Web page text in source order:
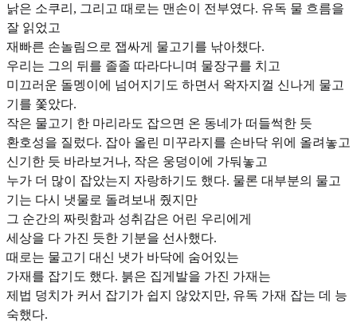
낡은 소쿠리, 그리고 때로는 맨손이 전부였다. 유독 물 흐름을
잘 읽었고
재빠른 손놀림으로 잽싸게 물고기를 낚아챘다.
우리는 그의 뒤를 졸졸 따라다니며 물장구를 치고
미끄러운 돌멩이에 넘어지기도 하면서 왁자지껄 신나게 물고
기를 쫓았다.
작은 물고기 한 마리라도 잡으면 온 동네가 떠들썩한 듯
환호성을 질렀다. 잡아 올린 미꾸라지를 손바닥 위에 올려놓고
신기한 듯 바라보거나, 작은 웅덩이에 가둬놓고
누가 더 많이 잡았는지 자랑하기도 했다. 물론 대부분의 물고
기는 다시 냇물로 돌려보내 줬지만
그 순간의 짜릿함과 성취감은 어린 우리에게
세상을 다 가진 듯한 기분을 선사했다.
때로는 물고기 대신 냇가 바닥에 숨어있는
가재를 잡기도 했다. 붉은 집게발을 가진 가재는
제법 덩치가 커서 잡기가 쉽지 않았지만, 유독 가재 잡는 데 능
숙했다.